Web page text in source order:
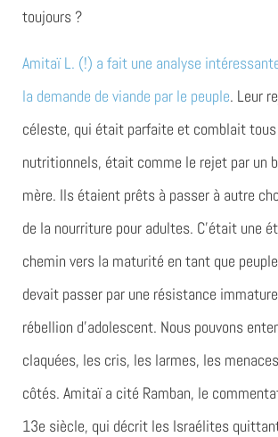
toujours ?
Amitaï L. (!) a fait une analyse
la demande de viande par le peuple. Leur
céleste, qui était parfaite et comblait
nutritionnels, était comme le rejet par un
mère. Ils étaient prêts à passer à autre
de la nourriture pour adultes. C’était une
chemin vers la maturité en tant que
devait passer par une résistance
rébellion d’adolescent. Nous pouvons
claquées, les cris, les larmes, les
côtés. Amitaï a cité Ramban, le
13e siècle, qui décrit les Israélites